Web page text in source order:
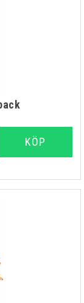
KÖP